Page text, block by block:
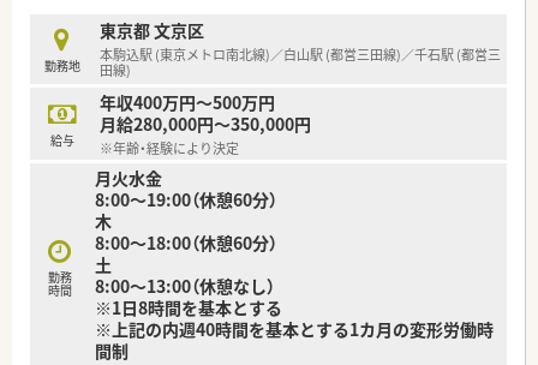
ヘルプ体制が万全です。
【求人情報について】
■管理薬剤師として、ご経験に応じて年収600万円での採用を検
討いたします。
■賞与は年2回、合計3ヶ月分の支給実績があり、安定した高収入
を実現できます。
■毎年1月に定期昇給があり、日々の頑張りがきちんと給与に反
映されます。
【勤務実態について】
■水曜・日曜・祝日が休みの完全週休2日で、土曜は午前のみの勤
務体系です。
■年間休日は128日と非常に多く、プライベートな時間をしっか
りと確保できます。
■残業はほとんど発生しないため、仕事後の予定も立てやすくメ
勤務地
東京都 文京区
本駒込駅 (東京メトロ南北線)／白山駅 (都営三田線)／千石駅 (都営三
田線)
給与
年収400万円～500万円
月給280,000円～350,000円
※年齢・経験により決定
勤務
時間
月火水金
8:00～19:00（休憩60分）
木
8:00～18:00（休憩60分）
土
8:00～13:00（休憩なし）
※1日8時間を基本とする
※上記の内週40時間を基本とする1カ月の変形労働時
間制